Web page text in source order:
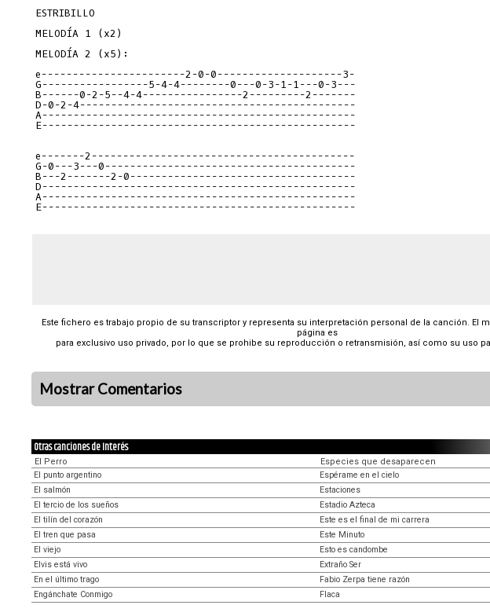
ESTRIBILLO
MELODÍA 1 (x2)
MELODÍA 2 (x5):
e-----------------------2-0-0--------------------3-
G-----------------5-4-4--------0---0-3-1-1---0-3---
B------0-2-5--4-4----------------2---------2-------
D-0-2-4--------------------------------------------
A--------------------------------------------------
E--------------------------------------------------
e-------2------------------------------------------
G-0---3---0----------------------------------------
B---2-------2-0------------------------------------
D--------------------------------------------------
A--------------------------------------------------
E--------------------------------------------------
Este fichero es trabajo propio de su transcriptor y representa su interpretación personal de la canción. El
página es
para exclusivo uso privado, por lo que se prohibe su reproducción o retransmisión, así como su uso
Mostrar Comentarios
Otras canciones de Interés
El Perro
El punto argentino
El salmón
El tercio de los sueños
El tilín del corazón
El tren que pasa
El viejo
Elvis está vivo
En el último trago
Engánchate Conmigo
Especies que desaparecen
Espérame en el cielo
Estaciones
Estadio Azteca
Este es el final de mi carrera
Este Minuto
Esto es candombe
Extraño Ser
Fabio Zerpa tiene razón
Flaca